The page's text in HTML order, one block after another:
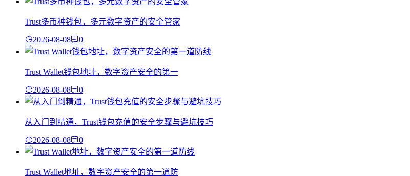
Trust多币种钱包，多元数字资产的安全管家
2026-08-08 0
Trust Wallet钱包地址，数字资产安全的第一
2026-08-08 0
从入门到精通，Trust钱包充值的安全步骤与避坑技巧
2026-08-08 0
Trust Wallet地址，数字资产安全的第一道防